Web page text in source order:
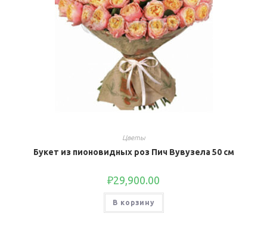
Цветы
Букет из пионовидных роз Пич Вувузела 50 см
₽29,900.00
В корзину